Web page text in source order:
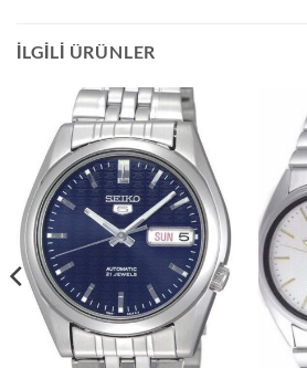
İLGILI ÜRÜNLER